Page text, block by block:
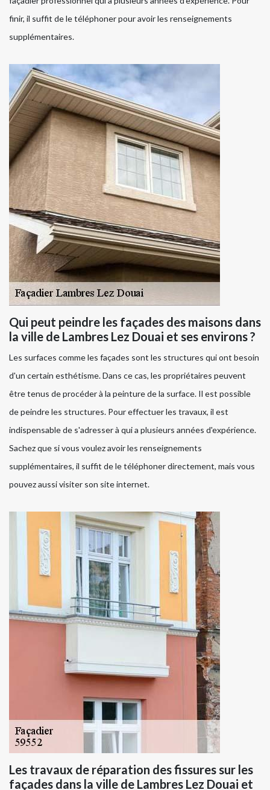
finir, il suffit de le téléphoner pour avoir les renseignements
supplémentaires.
Qui peut peindre les façades des maisons dans
la ville de Lambres Lez Douai et ses environs ?
Les surfaces comme les façades sont les structures qui ont besoin
d'un certain esthétisme. Dans ce cas, les propriétaires peuvent
être tenus de procéder à la peinture de la surface. Il est possible
de peindre les structures. Pour effectuer les travaux, il est
indispensable de s'adresser à qui a plusieurs années d'expérience.
Sachez que si vous voulez avoir les renseignements
supplémentaires, il suffit de le téléphoner directement, mais vous
pouvez aussi visiter son site internet.
Les travaux de réparation des fissures sur les
façades dans la ville de Lambres Lez Douai et